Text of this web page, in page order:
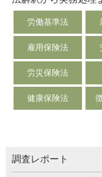
労働基準法
雇用保険法
労災保険法
健康保険法
調査レポート